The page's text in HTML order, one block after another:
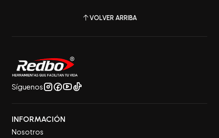
VOLVER ARRIBA
Síguenos
INFORMACIÓN
Nosotros